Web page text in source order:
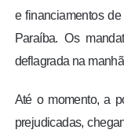
e financiamentos
Paraíba. Os
deflagrada na
Até o momento, a
prejudicadas,